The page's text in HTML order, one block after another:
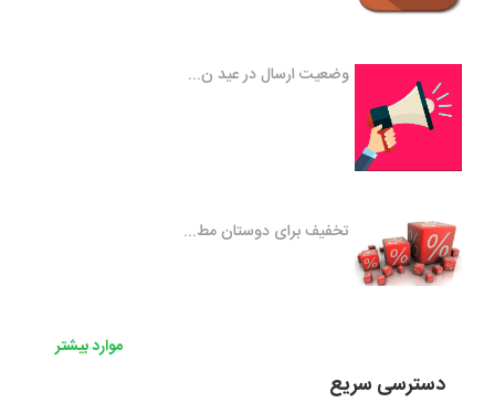
وضعیت ارسال در عید ن...
تخفیف برای دوستان مط...
موارد بیشتر
دسترسی سریع